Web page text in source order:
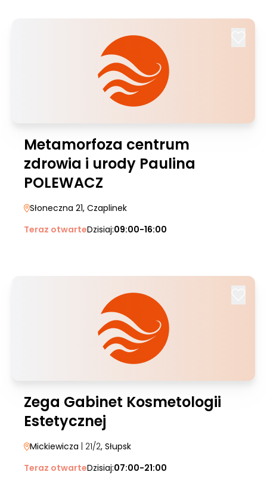
Metamorfoza centrum
zdrowia i urody Paulina
POLEWACZ
Słoneczna 21, Czaplinek
Teraz otwarteDzisiaj:09:00-16:00
Zega Gabinet Kosmetologii
Estetycznej
Mickiewicza | 21/2, Słupsk
Teraz otwarteDzisiaj:07:00-21:00